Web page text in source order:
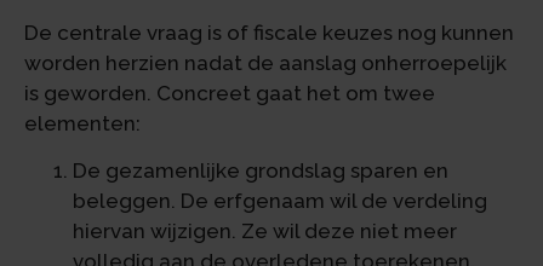
De centrale vraag is of fiscale keuzes nog kunnen
worden herzien nadat de aanslag onherroepelijk
is geworden. Concreet gaat het om twee
elementen:
De gezamenlijke grondslag sparen en
beleggen. De erfgenaam wil de verdeling
hiervan wijzigen. Ze wil deze niet meer